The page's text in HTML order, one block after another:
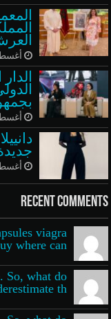
أغسطس
أغسطس
أغسطس
Recent Comments
viagra
where can...
So, what do
th...